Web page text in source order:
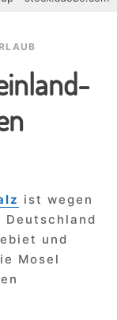
ist wegen
Deutschland
und
Mosel